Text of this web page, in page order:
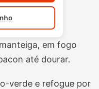
em fogo
até dourar.
verde e refogue por